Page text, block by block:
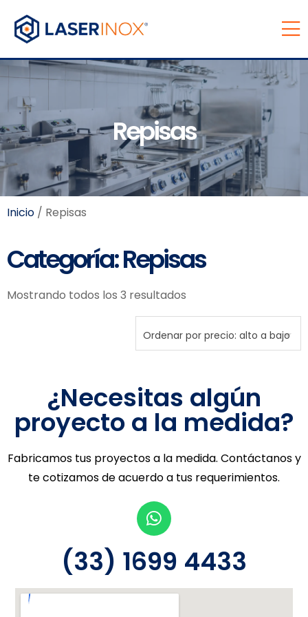
Repisas
Inicio / Repisas
Categoría: Repisas
Mostrando todos los 3 resultados
¿Necesitas algún
proyecto a la medida?
Fabricamos tus proyectos a la medida. Contáctanos y
te cotizamos de acuerdo a tus requerimientos.
(33) 1699 4433